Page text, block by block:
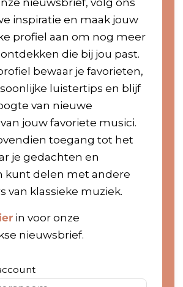
nieuwsbrief, volg ons
inspiratie en maak jouw
profiel aan om nog meer
die bij jou past.
bewaar je favorieten,
luistertips en blijf
van nieuwe
jouw favoriete musici.
toegang tot het
je gedachten en
kunt delen met andere
van klassieke muziek.
in voor onze
nieuwsbrief.